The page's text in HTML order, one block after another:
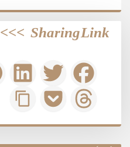
Sharing Link
>>>